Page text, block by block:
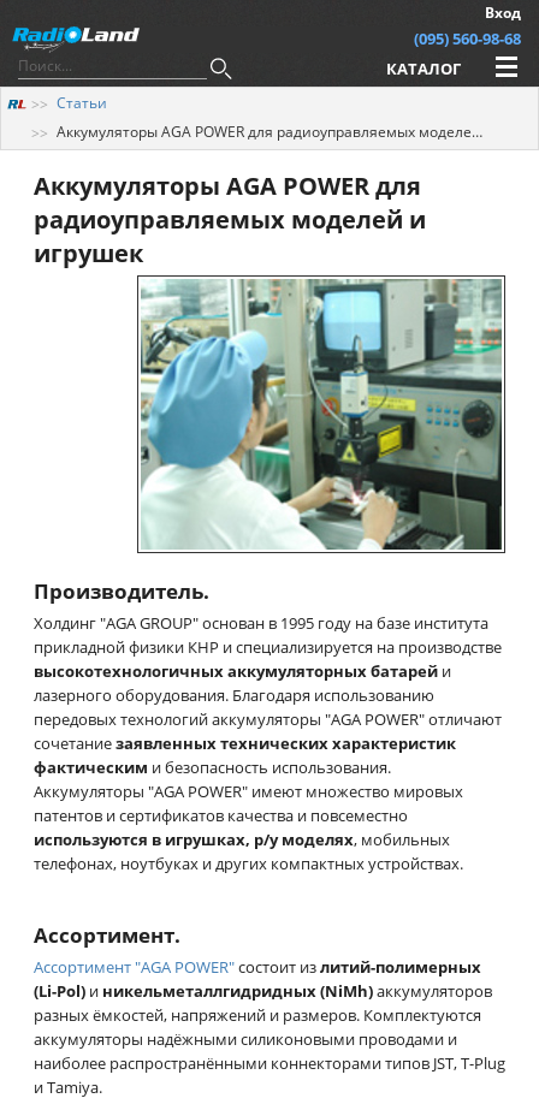
Вход
(095) 560-98-68
КАТАЛОГ
Статьи
Аккумуляторы AGA POWER для радиоуправляемых моделей и игрушек
Аккумуляторы AGA POWER для
радиоуправляемых моделей и
игрушек
Производитель.
Холдинг "AGA GROUP" основан в 1995 году на базе института
прикладной физики КНР и специализируется на производстве
высокотехнологичных аккумуляторных батарей и
лазерного оборудования. Благодаря использованию
передовых технологий аккумуляторы "AGA POWER" отличают
сочетаниезаявленных технических характеристик
фактическим и безопасность использования.
Аккумуляторы "AGA POWER" имеют множество мировых
патентов и сертификатов качества и повсеместно
используются в игрушках, р/у моделях, мобильных
телефонах, ноутбуках и других компактных устройствах.
Ассортимент.
Ассортимент "AGA POWER"состоит излитий-полимерных
(Li-Pol) и никельметаллгидридных (NiMh)аккумуляторов
разных ёмкостей, напряжений и размеров. Комплектуются
аккумуляторы надёжными силиконовыми проводами и
наиболее распространёнными коннекторами типов JST, T-Plug
и Tamiya.